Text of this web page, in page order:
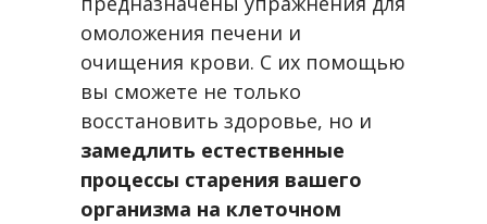
омоложения печени и
очищения крови. С их помощью
вы сможете не только
восстановить здоровье, но и
замедлить естественные
процессы старения вашего
организма на клеточном